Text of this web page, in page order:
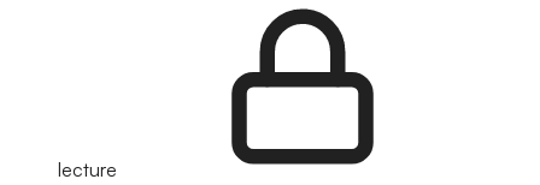
lecture